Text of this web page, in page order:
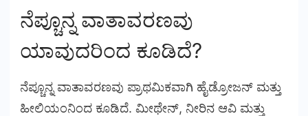
ನೆಪ್ಚೂನ್ನ ವಾತಾವರಣವು
ಯಾವುದರಿಂದ ಕೂಡಿದೆ?
ನೆಪ್ಚೂನ್ನ ವಾತಾವರಣವು ಪ್ರಾಥಮಿಕವಾಗಿ ಹೈಡ್ರೋಜನ್ ಮತ್ತು
ಹೀಲಿಯಂನಿಂದ ಕೂಡಿದೆ. ಮೀಥೇನ್, ನೀರಿನ ಆವಿ ಮತ್ತು